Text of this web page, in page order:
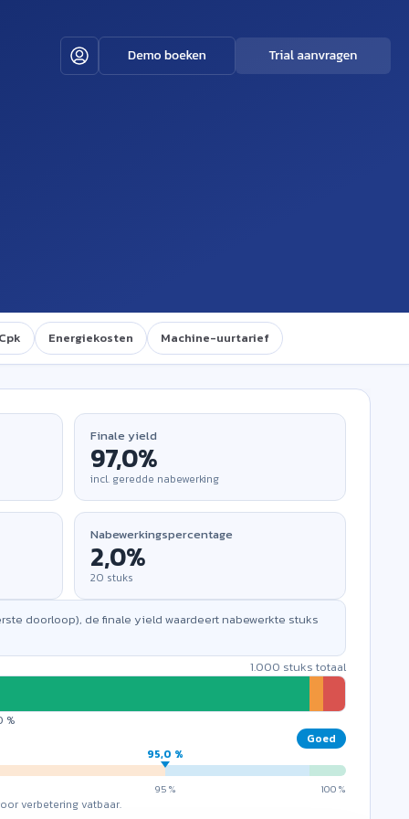
Cpk Energiekosten Machine-uurtarief
( ). Corrigeer de waarden.
in om first
en finale yield te
Finale yield
incl. geredde nabewerking
Nabewerkingspercentage
20 stuks
doorloop), de finale yield waardeert nabewerkte stuks
1.000 stuks totaal
%
Goed
95,0 %
95 % 100 %
verbetering vatbaar.